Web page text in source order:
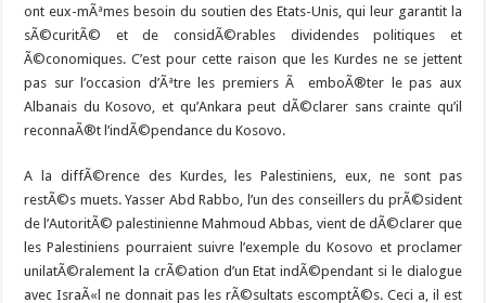
ont eux-mÃªmes besoin du soutien des Etats-Unis, qui leur garantit la
sÃ©curitÃ© et de considÃ©rables dividendes politiques et
Ã©conomiques. C’est pour cette raison que les Kurdes ne se jettent
pas sur l’occasion d’Ãªtre les premiers Ã emboÃ®ter le pas aux
Albanais du Kosovo, et qu’Ankara peut dÃ©clarer sans crainte qu’il
reconnaÃ®t l’indÃ©pendance du Kosovo.
A la diffÃ©rence des Kurdes, les Palestiniens, eux, ne sont pas
restÃ©s muets. Yasser Abd Rabbo, l’un des conseillers du prÃ©sident
de l’AutoritÃ© palestinienne Mahmoud Abbas, vient de dÃ©clarer que
les Palestiniens pourraient suivre l’exemple du Kosovo et proclamer
unilatÃ©ralement la crÃ©ation d’un Etat indÃ©pendant si le dialogue
avec IsraÃ«l ne donnait pas les rÃ©sultats escomptÃ©s. Ceci a, il est